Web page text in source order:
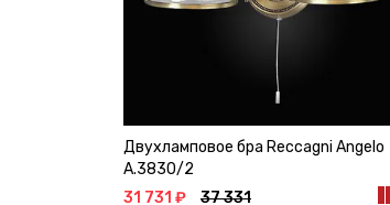
Двухламповое бра Reccagni Angelo
A.3830/2
31 731 ₽
37 331